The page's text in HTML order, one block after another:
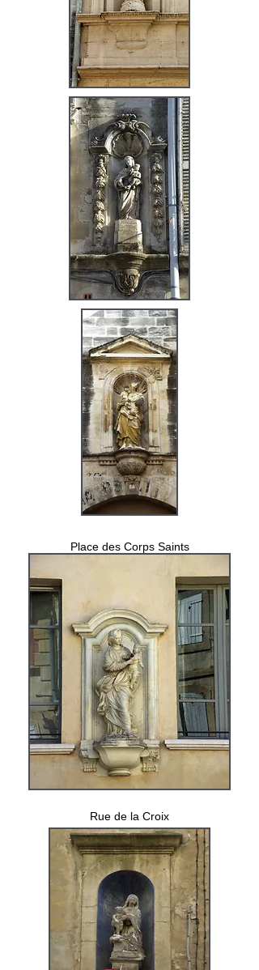
Place des Corps Saints
Rue de la Croix